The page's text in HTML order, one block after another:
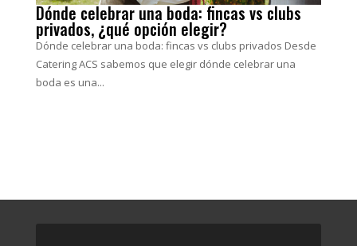
Dónde celebrar una boda: fincas vs clubs
privados, ¿qué opción elegir?
Dónde celebrar una boda: fincas vs clubs privados Desde
Catering ACS sabemos que elegir dónde celebrar una
boda es una...